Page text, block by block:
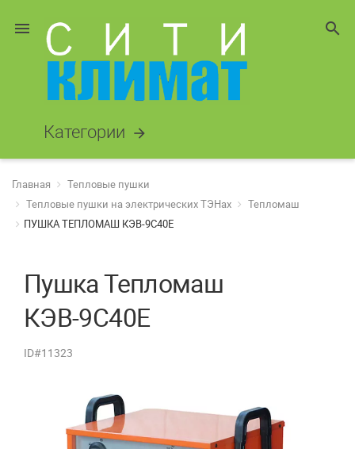
menu search
Категории arrow_forward
Главная
Тепловые пушки
Тепловые пушки на электрических ТЭНах
Тепломаш
ПУШКА ТЕПЛОМАШ КЭВ-9С40Е
Пушка Тепломаш
КЭВ-9С40Е
ID#11323